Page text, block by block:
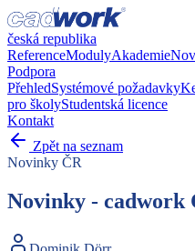
česká republika
ReferenceModulyAkademie
Podpora
PřehledSystémové požadavky
pro školyStudentská licence
Kontakt
Zpět na seznam
Novinky ČR
Novinky - cadwork